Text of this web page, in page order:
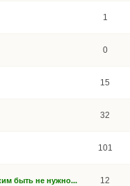
1
0
15
32
101
быть не нужно... 12